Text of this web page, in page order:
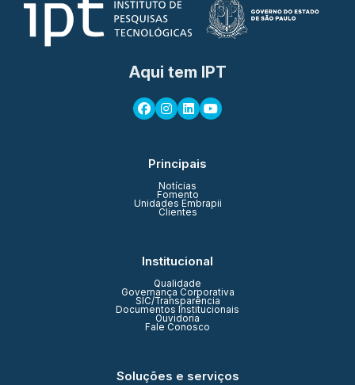
Aqui tem IPT
Principais
Notícias
Fomento
Unidades Embrapii
Clientes
Institucional
Qualidade
Governança Corporativa
SIC/Transparência
Documentos Institucionais
Ouvidoria
Fale Conosco
Soluções e serviços